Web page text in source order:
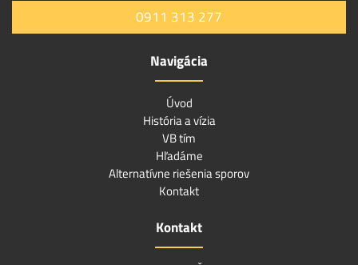
0911 313 277
Navigácia
Úvod
História a vízia
VB tím
Hľadáme
Alternatívne riešenia sporov
Kontakt
Kontakt